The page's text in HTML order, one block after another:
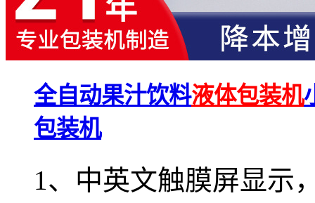
全自动果汁饮料液体包装机
包装机
1、中英文触膜屏显示